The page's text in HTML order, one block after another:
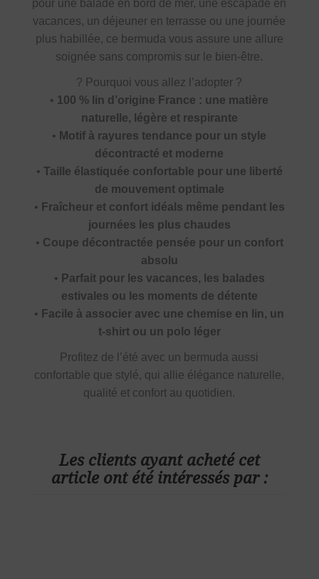
pour une balade en bord de mer, une escapade en
vacances, un déjeuner en terrasse ou une journée
plus habillée, ce bermuda vous assure une allure
soignée sans compromis sur le bien-être.
? Pourquoi vous allez l’adopter ?
• 100 % lin d’origine France : une matière
naturelle, légère et respirante
• Motif à rayures tendance pour un style
décontracté et moderne
• Taille élastiquée confortable pour une liberté
de mouvement optimale
• Fraîcheur et confort idéals même pendant les
journées les plus chaudes
• Coupe décontractée pensée pour un confort
absolu
• Parfait pour les vacances, les balades
estivales ou les moments de détente
• Facile à associer avec une chemise en lin, un
t-shirt ou un polo léger
Profitez de l’été avec un bermuda aussi
confortable que stylé, qui allie élégance naturelle,
qualité et confort au quotidien.
Les clients ayant acheté cet
article ont été intéressés par :